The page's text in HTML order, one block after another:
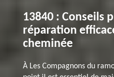
13840 : Conseils
réparation
cheminée
À Les Compagnons du